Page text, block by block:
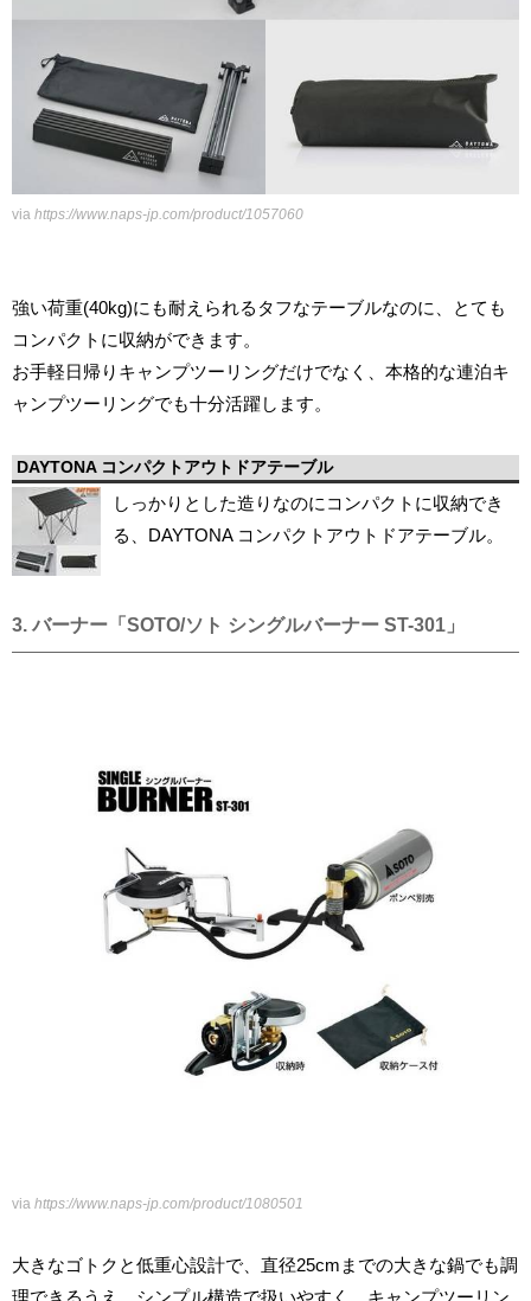
via https://www.naps-jp.com/product/1057060
強い荷重(40kg)にも耐えられるタフなテーブルなのに、とても
コンパクトに収納ができます。
お手軽日帰りキャンプツーリングだけでなく、本格的な連泊キ
ャンプツーリングでも十分活躍します。
DAYTONA コンパクトアウトドアテーブル
しっかりとした造りなのにコンパクトに収納でき
る、DAYTONA コンパクトアウトドアテーブル。
3. バーナー「SOTO/ソト シングルバーナー ST-301」
via https://www.naps-jp.com/product/1080501
大きなゴトクと低重心設計で、直径25cmまでの大きな鍋でも調
理できるうえ、シンプル構造で扱いやすく、キャンプツーリン